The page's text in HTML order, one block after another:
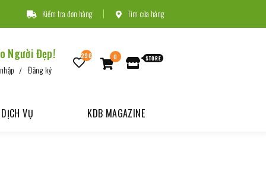
Kiểm tra đơn hàng Tìm cửa hàng
Người Đẹp!
Đăng ký
290 0
DỊCH VỤ KDB MAGAZINE